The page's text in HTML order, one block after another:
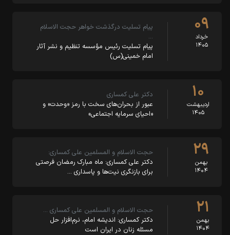
۰۹
خرداد
۱۴۰۵
پیام تسلیت درگذشت خواهر حجت الاسلام
…
پیام تسلیت رئیس مؤسسه تنظیم و نشر آثار
امام خمینی(س)
۱۰
اردیبهشت
۱۴۰۵
دکتر علی کمساری
عبور از بحران‌های سخت با رمز «وحدت» و
«احیای سرمایه اجتماعی»
۲۹
بهمن
۱۴۰۴
حجت الاسلام و المسلمین علی کمساری:
دکتر علی کمساری: ماه مبارک رمضان فرصتی
برای بازنگری نیت‌ها و پاسداری …
۲۱
بهمن
۱۴۰۴
حجت الاسلام و المسلمین علی کمساری …
دکتر کمساری: اندیشه امام، نرم‌افزار حل
مسئله زنان در ایران است